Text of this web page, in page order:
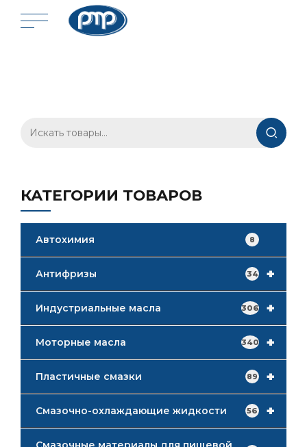
КАТЕГОРИИ ТОВАРОВ
Автохимия 8
+
Антифризы 34
+
Индустриальные масла 306
+
Моторные масла 340
+
Пластичные смазки 89
+
Смазочно-охлаждающие жидкости 56